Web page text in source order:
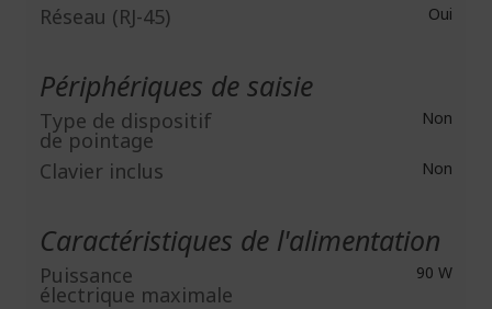
Réseau (RJ-45) Oui
Périphériques de saisie
Type de dispositif
de pointage
Non
Clavier inclus Non
Caractéristiques de l'alimentation
Puissance
électrique maximale
90 W